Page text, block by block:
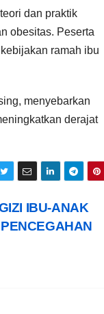
dan praktik
obesitas. Peserta
ramah ibu
menyebarkan
derajat
IBU-ANAK